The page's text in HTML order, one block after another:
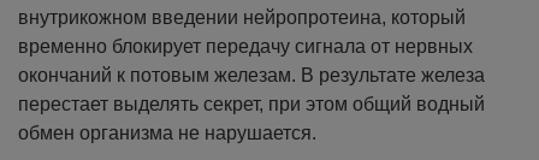
внутрикожном введении нейропротеина, который
временно блокирует передачу сигнала от нервных
окончаний к потовым железам. В результате железа
перестает выделять секрет, при этом общий водный
обмен организма не нарушается.